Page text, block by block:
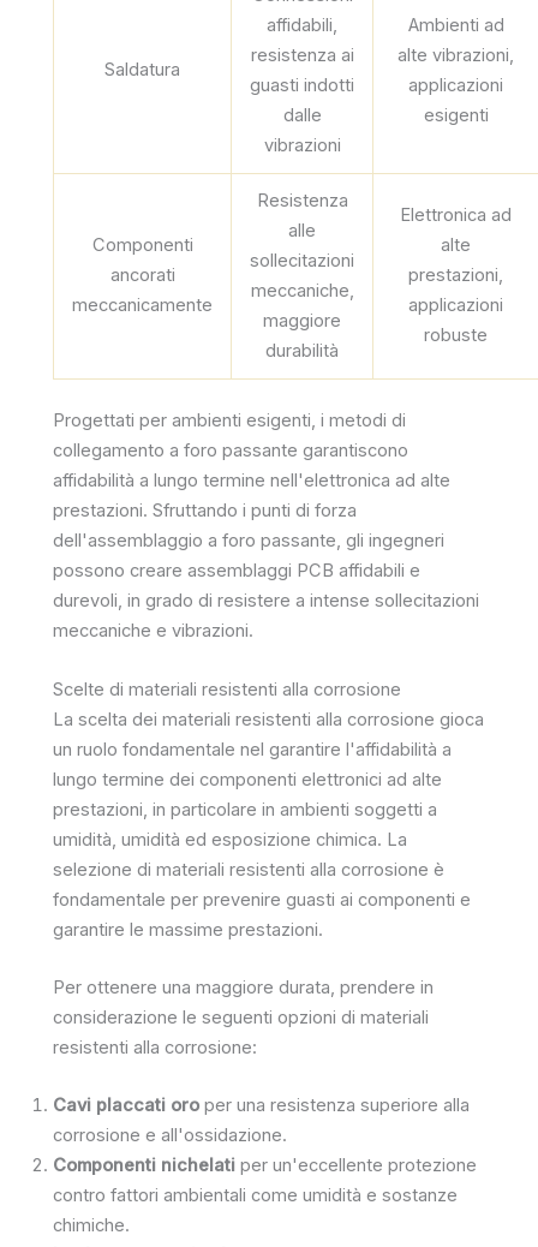
Saldatura
affidabili,
resistenza ai
guasti indotti
dalle
vibrazioni
Ambienti ad
alte vibrazioni,
applicazioni
esigenti
Componenti
ancorati
meccanicamente
Resistenza
alle
sollecitazioni
meccaniche,
maggiore
durabilità
Elettronica ad
alte
prestazioni,
applicazioni
robuste
Progettati per ambienti esigenti, i metodi di
collegamento a foro passante garantiscono
affidabilità a lungo termine nell'elettronica ad alte
prestazioni. Sfruttando i punti di forza
dell'assemblaggio a foro passante, gli ingegneri
possono creare assemblaggi PCB affidabili e
durevoli, in grado di resistere a intense sollecitazioni
meccaniche e vibrazioni.
Scelte di materiali resistenti alla corrosione
La scelta dei materiali resistenti alla corrosione gioca
un ruolo fondamentale nel garantire l'affidabilità a
lungo termine dei componenti elettronici ad alte
prestazioni, in particolare in ambienti soggetti a
umidità, umidità ed esposizione chimica. La
selezione di materiali resistenti alla corrosione è
fondamentale per prevenire guasti ai componenti e
garantire le massime prestazioni.
Per ottenere una maggiore durata, prendere in
considerazione le seguenti opzioni di materiali
resistenti alla corrosione:
Cavi placcati oro per una resistenza superiore alla
corrosione e all'ossidazione.
Componenti nichelati per un'eccellente protezione
contro fattori ambientali come umidità e sostanze
chimiche.